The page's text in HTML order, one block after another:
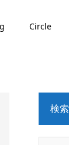
Circle
検索